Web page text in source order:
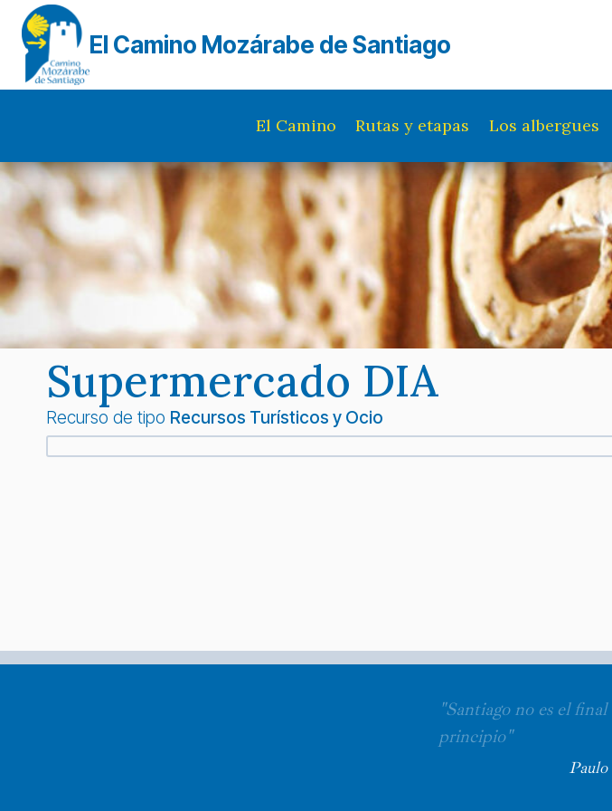
Saltar
contenido
El Camino Mozárabe de Santiago
El Camino Rutas y etapas Los albergues
Supermercado DIA
Recurso de tipo Recursos Turísticos y Ocio
"Santiago no es el
principio"